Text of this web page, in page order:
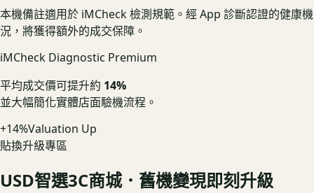
本機備註適用於 iMCheck 檢測規範。經 App 診斷認證的健康機
況，將獲得額外的成交保障。
iMCheck Diagnostic Premium
平均成交價可提升約 14%
並大幅簡化實體店面驗機流程。
+14%Valuation Up
貼換升級專區
USD智選3C商城．舊機變現即刻升級